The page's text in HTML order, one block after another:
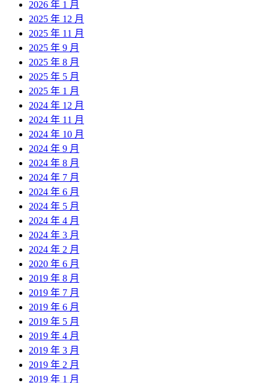
2026 年 1 月
2025 年 12 月
2025 年 11 月
2025 年 9 月
2025 年 8 月
2025 年 5 月
2025 年 1 月
2024 年 12 月
2024 年 11 月
2024 年 10 月
2024 年 9 月
2024 年 8 月
2024 年 7 月
2024 年 6 月
2024 年 5 月
2024 年 4 月
2024 年 3 月
2024 年 2 月
2020 年 6 月
2019 年 8 月
2019 年 7 月
2019 年 6 月
2019 年 5 月
2019 年 4 月
2019 年 3 月
2019 年 2 月
2019 年 1 月